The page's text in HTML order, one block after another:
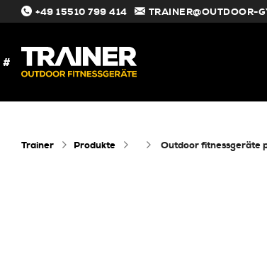
+49 15510 799 414 TRAINER@OUTDOOR-
#
Trainer Produkte outdoor fitnessgeräte